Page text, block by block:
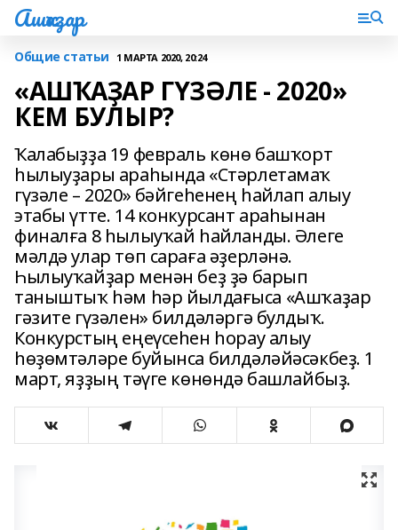
Ашҡаҙар
Общие статьи 1 МАРТА 2020, 20:24
«АШҠАҘАР ГҮЗӘЛЕ - 2020»
КЕМ БУЛЫР?
Ҡалабыҙҙа 19 февраль көнө башҡорт
һылыуҙары араһында «Стәрлетамаҡ
гүзәле – 2020» бәйгеһенең һайлап алыу
этабы үтте. 14 конкурсант араһынан
финалға 8 һылыуҡай һайланды. Әлеге
мәлдә улар төп сараға әҙерләнә.
Һылыуҡайҙар менән беҙ ҙә барып
таныштыҡ һәм һәр йылдағыса «Ашҡаҙар
гәзите гүзәлен» билдәләргә булдыҡ.
Конкурстың еңеүсеһен һорау алыу
һөҙөмтәләре буйынса билдәләйәсәкбеҙ. 1
март, яҙҙың тәүге көнөндә башлайбыҙ.